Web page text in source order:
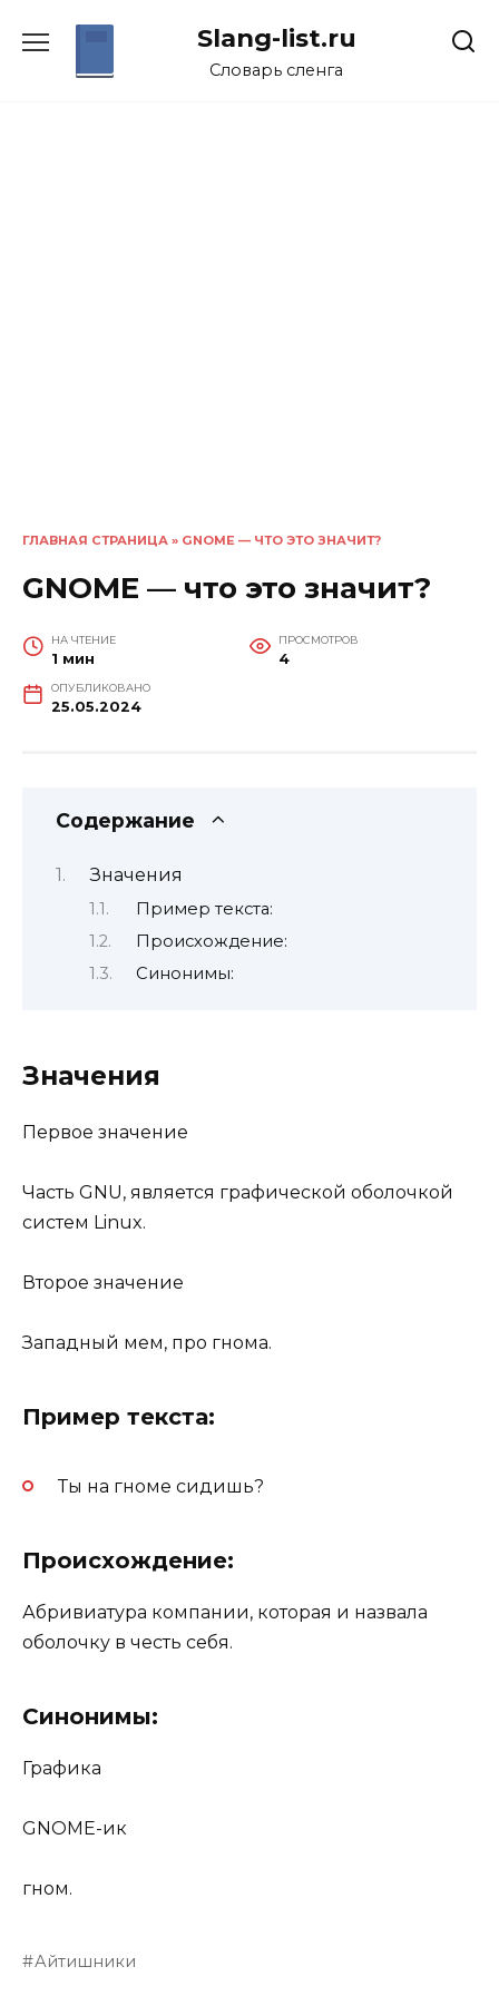
Slang-list.ru
Словарь сленга
ГЛАВНАЯ СТРАНИЦА » GNOME — ЧТО ЭТО ЗНАЧИТ?
GNOME — что это значит?
НА ЧТЕНИЕ
1 мин
ПРОСМОТРОВ
4
ОПУБЛИКОВАНО
25.05.2024
Содержание
Значения
Пример текста:
Происхождение:
Синонимы:
Значения
Первое значение
Часть GNU, является графической оболочкой
систем Linux.
Второе значение
Западный мем, про гнома.
Пример текста:
Ты на гноме сидишь?
Происхождение:
Абривиатура компании, которая и назвала
оболочку в честь себя.
Синонимы:
Графика
GNOME-ик
гном.
Айтишники